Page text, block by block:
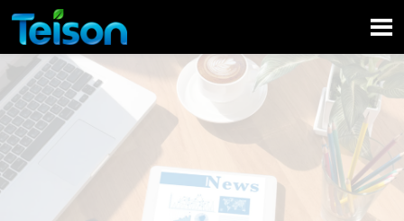
